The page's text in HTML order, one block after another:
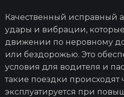
Качественный исправный
удары и вибрации,
движении по неровному
или бездорожью. Это
условия для водителя и
такие поездки происходят
эксплуатируется при